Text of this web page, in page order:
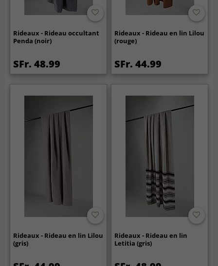
Rideaux - Rideau occultant
Penda (noir)
SFr. 48.99
Rideaux - Rideau en lin Lilou
(rouge)
SFr. 44.99
Rideaux - Rideau en lin Lilou
(gris)
Rideaux - Rideau en lin
Letitia (gris)